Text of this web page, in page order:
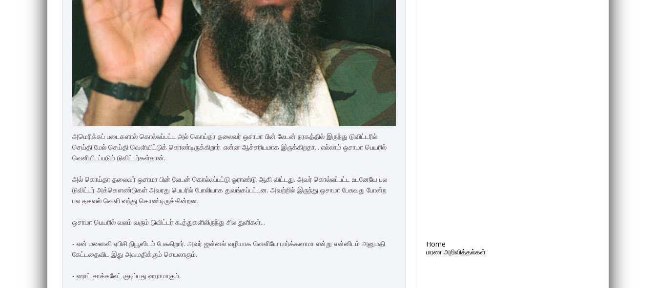
அமெரிக்கப் படைகளால் கொல்லப்பட்ட அல் கொய்தா தலைவர் ஒசாமா பின் லேடன் நரகத்தில் இருந்து டுவிட்டரில்
செய்தி மேல் செய்தி வெளியிட்டுக் கொண்டிருக்கிறார். என்ன ஆச்சரியமாக இருக்கிறதா... எல்லாம் ஒசாமா பெயரில்
வெளியிடப்படும் டுவிட்டர்கள்தான்.
அல் கொய்தா தலைவர் ஒசாமா பின் லேடன் கொல்லப்பட்டு ஓராண்டு ஆகி விட்டது. அவர் கொல்லப்பட்ட உடனேயே பல
டுவிட்டர் அக்கௌண்டுகள் அவரது பெயரில் போலியாக துவங்கப்பட்டன. அவற்றில் இருந்து ஒசாமா பேசுவது போன்ற
பல தகவல் வெளி வந்து கொண்டிருக்கின்றன.
ஒசாமா பெயரில் வலம் வரும் டுவிட்டர் கூத்துகளிலிருந்து சில துளிகள்...
- என் மனைவி ஏபிசி நியூஸிடம் பேசுகிறார். அவர் ஜன்னல் வழியாக வெளியே பார்க்கலாமா என்று என்னிடம் அனுமதி
கேட்டதைவிட இது அவமதிக்கும் செயலாகும்.
- ஹாட் சாக்கலேட் குடிப்பது ஹராமாகும்.
Home
மரண அறிவித்தல்கள்